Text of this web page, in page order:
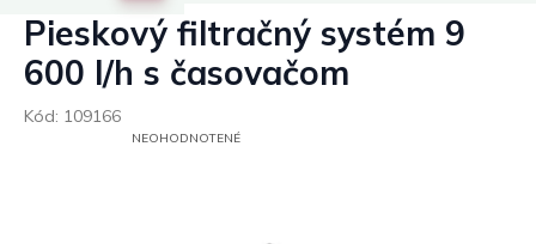
Pieskový filtračný systém 9
600 l/h s časovačom
Kód: 109166
PRIEMERNÉNEOHODNOTENÉ